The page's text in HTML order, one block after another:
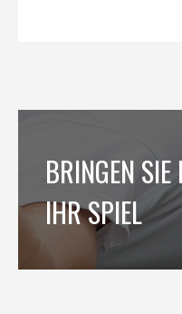
BRINGEN
IHR SPIEL